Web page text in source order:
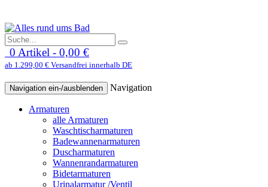
0 Artikel - 0,00 €
ab 1.299,00 € Versandfrei innerhalb DE
Navigation ein-/ausblenden Navigation
Armaturen
alle Armaturen
Waschtischarmaturen
Badewannenarmaturen
Duscharmaturen
Wannenrandarmaturen
Bidetarmaturen
Urinalarmatur /Ventil